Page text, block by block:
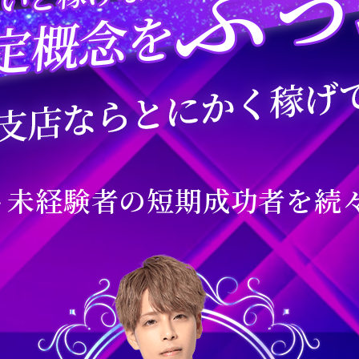
経験者の短期成功者を続